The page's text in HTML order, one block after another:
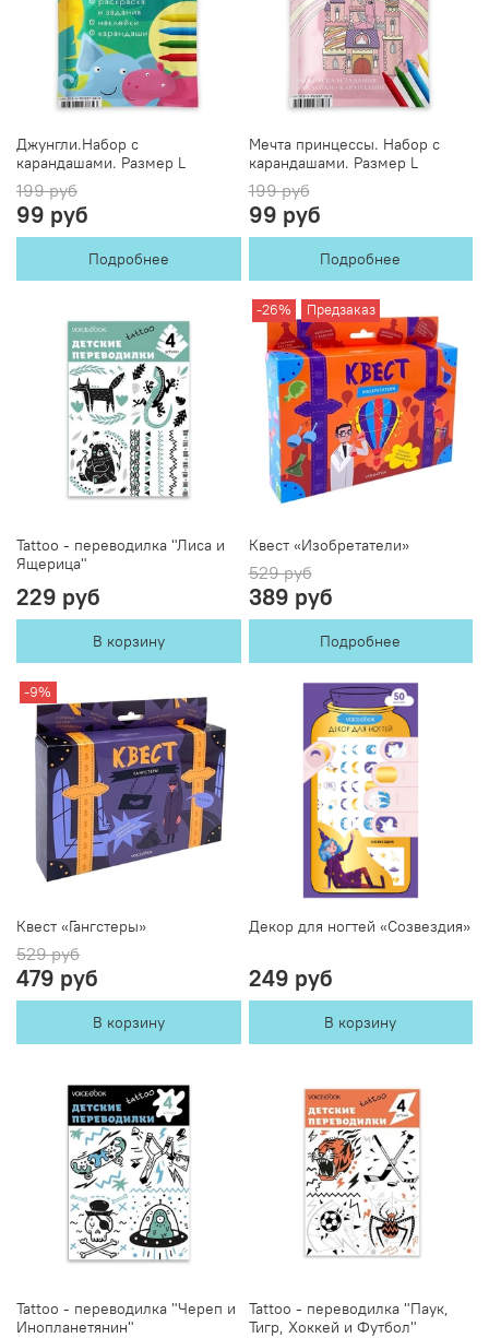
Джунгли.Набор с
карандашами. Размер L
199 руб
99 руб
Подробнее
Мечта принцессы. Набор с
карандашами. Размер L
199 руб
99 руб
Подробнее
Tattoo - переводилка "Лиса и
Ящерица"
229 руб
В корзину
-26% Предзаказ
Квест «Изобретатели»
529 руб
389 руб
Подробнее
-9%
Квест «Гангстеры»
529 руб
479 руб
В корзину
Декор для ногтей «Созвездия»
249 руб
В корзину
Tattoo - переводилка "Череп и
Инопланетянин"
Tattoo - переводилка "Паук,
Тигр, Хоккей и Футбол"